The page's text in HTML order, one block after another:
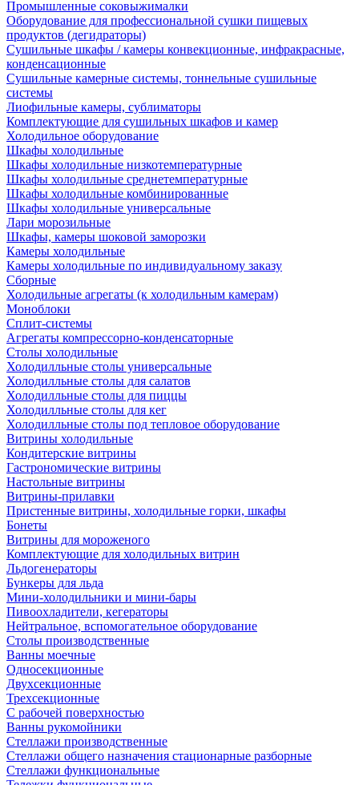
Промышленные соковыжималки
Оборудование для профессиональной сушки пищевых
продуктов (дегидраторы)
Сушильные шкафы / камеры конвекционные, инфракрасные,
конденсационные
Сушильные камерные системы, тоннельные сушильные
системы
Лиофильные камеры, сублиматоры
Комплектующие для сушильных шкафов и камер
Холодильное оборудование
Шкафы холодильные
Шкафы холодильные низкотемпературные
Шкафы холодильные среднетемпературные
Шкафы холодильные комбинированные
Шкафы холодильные универсальные
Лари морозильные
Шкафы, камеры шоковой заморозки
Камеры холодильные
Камеры холодильные по индивидуальному заказу
Сборные
Холодильные агрегаты (к холодильным камерам)
Моноблоки
Сплит-системы
Агрегаты компрессорно-конденсаторные
Столы холодильные
Холодилльные столы универсальные
Холодилльные столы для салатов
Холодилльные столы для пиццы
Холодилльные столы для кег
Холодилльные столы под тепловое оборудование
Витрины холодильные
Кондитерские витрины
Гастрономические витрины
Настольные витрины
Витрины-прилавки
Пристенные витрины, холодильные горки, шкафы
Бонеты
Витрины для мороженого
Комплектующие для холодильных витрин
Льдогенераторы
Бункеры для льда
Мини-холодильники и мини-бары
Пивоохладители, кегераторы
Нейтральное, вспомогательное оборудование
Столы производственные
Ванны моечные
Односекционные
Двухсекционные
Трехсекционные
С рабочей поверхностью
Ванны рукомойники
Стеллажи производственные
Стеллажи общего назначения стационарные разборные
Стеллажи функциональные